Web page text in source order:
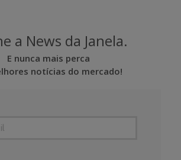
a News da Janela.
E nunca mais perca
notícias do mercado!